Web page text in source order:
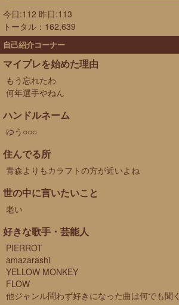
今日:112 昨日:113
トータル：162,639
自己紹介コーナー
マイプレを始めた理由
もう忘れたわ
何年選手やねん
ハンドルネーム
ゆう○○○
住んでる所
青森よりもカラフトの方が近いよね
世の中に言いたいこと
老い
好きな歌手・芸能人
PIERROT
amazarashi
YELLOW MONKEY
FLOW
他ジャンル問わず好きになった曲は何でも聞く